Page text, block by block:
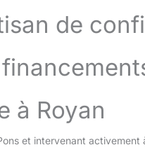
de
à Royan
et intervenant activement